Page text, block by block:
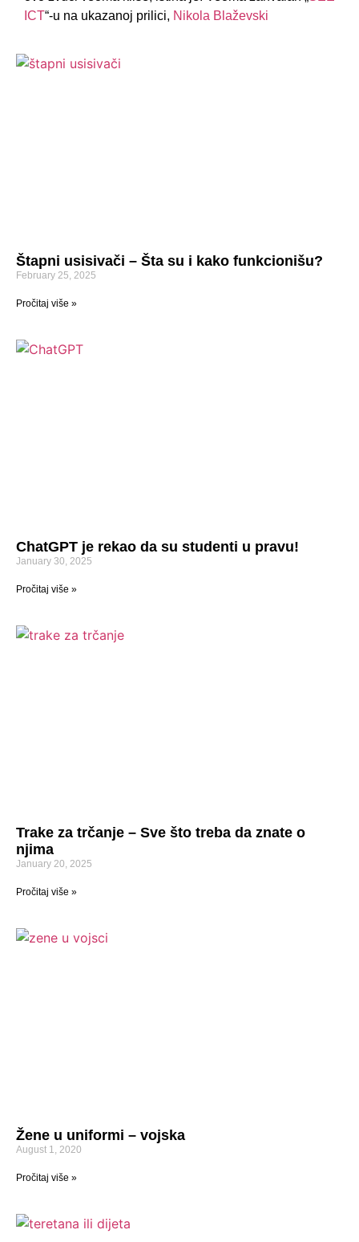
ICT“-u nа ukаzаnoj prilici, Nikolа Blаževski
Štapni usisivači – Šta su i kako funkcionišu?
February 25, 2025
Pročitaj više »
ChatGPT je rekao da su studenti u pravu!
January 30, 2025
Pročitaj više »
Trake za trčanje – Sve što treba da znate o
njima
January 20, 2025
Pročitaj više »
Žene u uniformi – vojska
August 1, 2020
Pročitaj više »